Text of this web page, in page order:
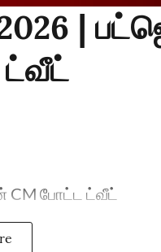
|
ட்வீட்
CM போட்ட ட்வீட்